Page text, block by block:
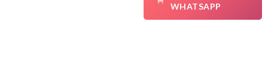
WHATSAPP